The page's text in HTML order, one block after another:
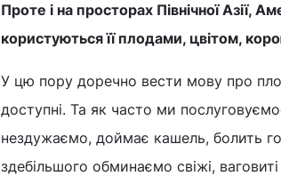
Проте і на просторах Північної Азії,
користуються її плодами, цвітом,
У цю пору доречно вести мову про
доступні. Та як часто ми
нездужаємо, доймає кашель, болить
здебільшого обминаємо свіжі,